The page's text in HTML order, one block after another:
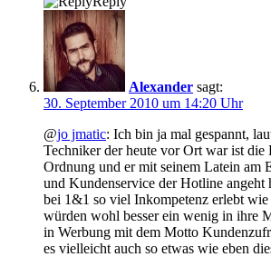
Alexander sagt:
30. September 2010 um 14:20 Uhr
@jo jmatic: Ich bin ja mal gespannt,
Techniker der heute vor Ort war ist die
Ordnung und er mit seinem Latein am
und Kundenservice der Hotline angeht
bei 1&1 so viel Inkompetenz erlebt
würden wohl besser ein wenig in ihre
in Werbung mit dem Motto
es vielleicht auch so etwas wie eben